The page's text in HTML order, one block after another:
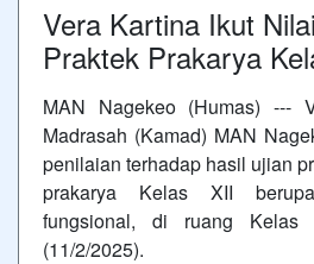
Vera Kartina Ikut
Praktek Prakarya
MAN Nagekeo (Humas) ---
Madrasah (Kamad) MAN
penilaian terhadap hasil ujian
prakarya Kelas XII
fungsional, di ruang
(11/2/2025).